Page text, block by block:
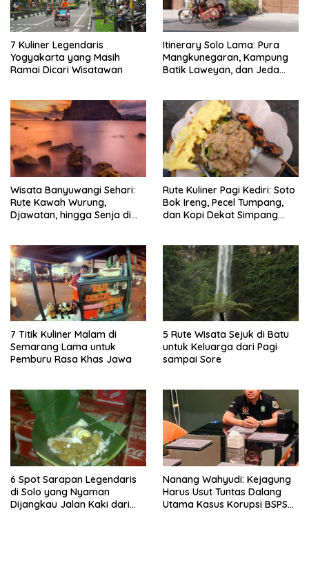
7 Kuliner Legendaris
Yogyakarta yang Masih
Ramai Dicari Wisatawan
Itinerary Solo Lama: Pura
Mangkunegaran, Kampung
Batik Laweyan, dan Jeda
Wisata Banyuwangi Sehari:
Rute Kawah Wurung,
Djawatan, hingga Senja di
Rute Kuliner Pagi Kediri: Soto
Bok Ireng, Pecel Tumpang,
dan Kopi Dekat Simpang
7 Titik Kuliner Malam di
Semarang Lama untuk
Pemburu Rasa Khas Jawa
5 Rute Wisata Sejuk di Batu
untuk Keluarga dari Pagi
sampai Sore
6 Spot Sarapan Legendaris
di Solo yang Nyaman
Dijangkau Jalan Kaki dari
Nanang Wahyudi: Kejagung
Harus Usut Tuntas Dalang
Utama Kasus Korupsi BSPS